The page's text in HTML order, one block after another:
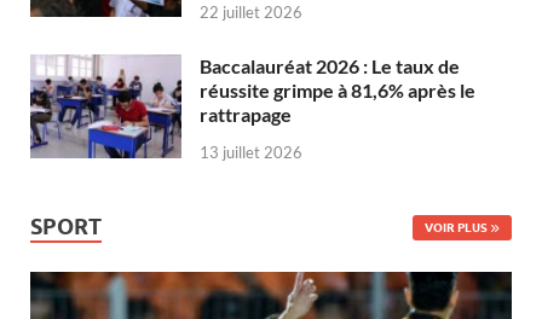
22 juillet 2026
Baccalauréat 2026 : Le taux de
réussite grimpe à 81,6% après le
rattrapage
13 juillet 2026
SPORT VOIR PLUS